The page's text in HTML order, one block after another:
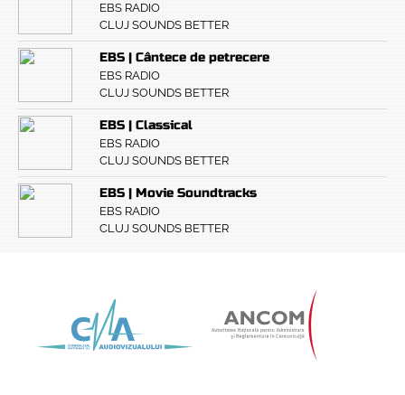
EBS RADIO
CLUJ SOUNDS BETTER
EBS | Cântece de petrecere
EBS RADIO
CLUJ SOUNDS BETTER
EBS | Classical
EBS RADIO
CLUJ SOUNDS BETTER
EBS | Movie Soundtracks
EBS RADIO
CLUJ SOUNDS BETTER